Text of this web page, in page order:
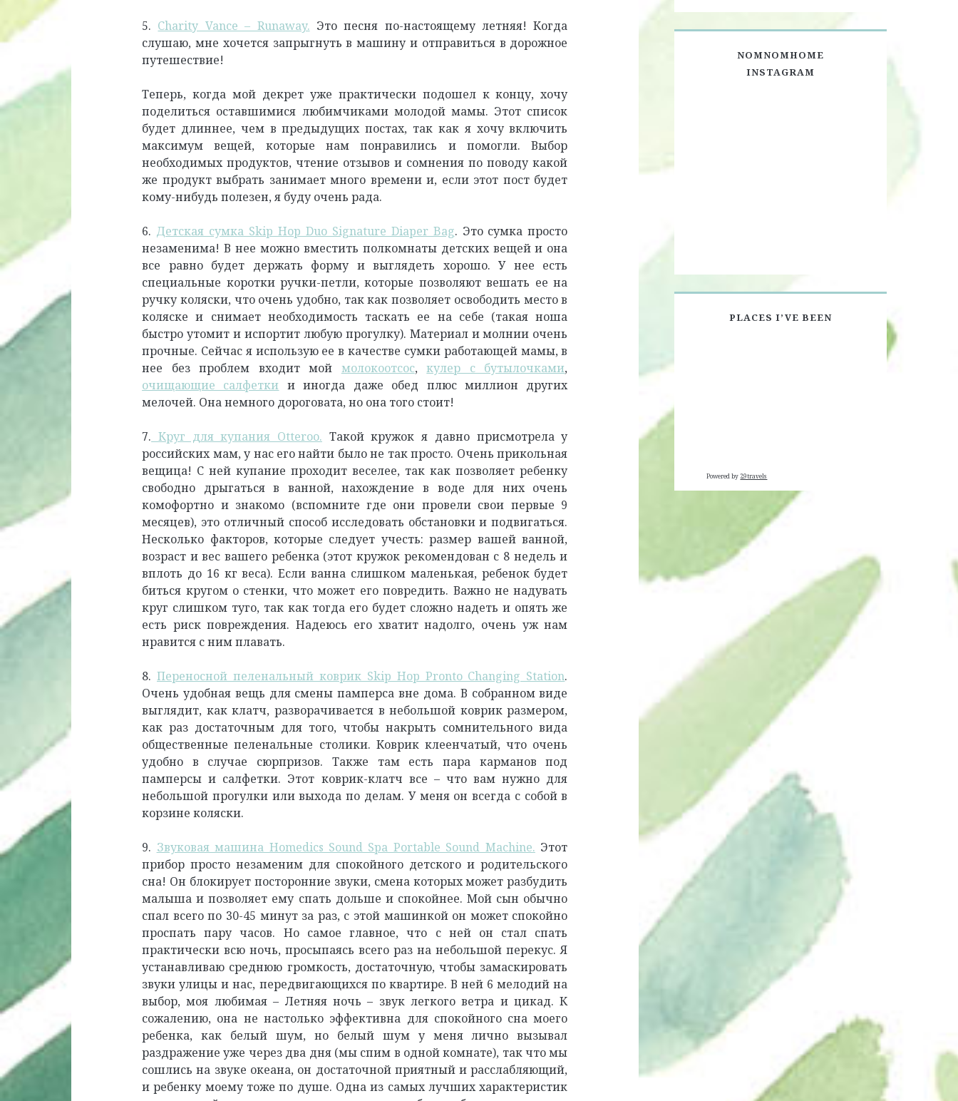
5. Charity Vance – Runaway. Это песня по-настоящему летняя! Когда
слушаю, мне хочется запрыгнуть в машину и отправиться в дорожное
путешествие!
Теперь, когда мой декрет уже практически подошел к концу, хочу
поделиться оставшимися любимчиками молодой мамы. Этот список
будет длиннее, чем в предыдущих постах, так как я хочу включить
максимум вещей, которые нам понравились и помогли. Выбор
необходимых продуктов, чтение отзывов и сомнения по поводу какой
же продукт выбрать занимает много времени и, если этот пост будет
кому-нибудь полезен, я буду очень рада.
6. Детская сумка Skip Hop Duo Signature Diaper Bag. Это сумка просто
незаменима! В нее можно вместить полкомнаты детских вещей и она
все равно будет держать форму и выглядеть хорошо. У нее есть
специальные коротки ручки-петли, которые позволяют вешать ее на
ручку коляски, что очень удобно, так как позволяет освободить место в
коляске и снимает необходимость таскать ее на себе (такая ноша
быстро утомит и испортит любую прогулку). Материал и молнии очень
прочные. Сейчас я использую ее в качестве сумки работающей мамы, в
нее без проблем входит мой молокоотсос,кулер с бутылочками,
очищающие салфетки и иногда даже обед плюс миллион других
мелочей. Она немного дороговата, но она того стоит!
7. Круг для купания Otteroo. Такой кружок я давно присмотрела у
российских мам, у нас его найти было не так просто. Очень прикольная
вещица! С ней купание проходит веселее, так как позволяет ребенку
свободно дрыгаться в ванной, нахождение в воде для них очень
комофортно и знакомо (вспомните где они провели свои первые 9
месяцев), это отличный способ исследовать обстановки и подвигаться.
Несколько факторов, которые следует учесть: размер вашей ванной,
возраст и вес вашего ребенка (этот кружок рекомендован с 8 недель и
вплоть до 16 кг веса). Если ванна слишком маленькая, ребенок будет
биться кругом о стенки, что может его повредить. Важно не надувать
круг слишком туго, так как тогда его будет сложно надеть и опять же
есть риск повреждения. Надеюсь его хватит надолго, очень уж нам
нравится с ним плавать.
8. Переносной пеленальный коврик Skip Hop Pronto Changing Station.
Очень удобная вещь для смены памперса вне дома. В собранном виде
выглядит, как клатч, разворачивается в небольшой коврик размером,
как раз достаточным для того, чтобы накрыть сомнительного вида
общественные пеленальные столики. Коврик клеенчатый, что очень
удобно в случае сюрпризов. Также там есть пара карманов под
памперсы и салфетки. Этот коврик-клатч все – что вам нужно для
небольшой прогулки или выхода по делам. У меня он всегда с собой в
корзине коляски.
9. Звуковая машина Homedics Sound Spa Portable Sound Machine. Этот
прибор просто незаменим для спокойного детского и родительского
сна! Он блокирует посторонние звуки, смена которых может разбудить
малыша и позволяет ему спать дольше и спокойнее. Мой сын обычно
спал всего по 30-45 минут за раз, с этой машинкой он может спокойно
проспать пару часов. Но самое главное, что с ней он стал спать
практически всю ночь, просыпаясь всего раз на небольшой перекус. Я
устанавливаю среднюю громкость, достаточную, чтобы замаскировать
звуки улицы и нас, передвигающихся по квартире. В ней 6 мелодий на
выбор, моя любимая – Летняя ночь – звук легкого ветра и цикад. К
сожалению, она не настолько эффективна для спокойного сна моего
ребенка, как белый шум, но белый шум у меня лично вызывал
раздражение уже через два дня (мы спим в одной комнате), так что мы
сошлись на звуке океана, он достаточной приятный и расслабляющий,
и ребенку моему тоже по душе. Одна из самых лучших характеристик
NOMNOMHOME
INSTAGRAM
PLACES I’VE BEEN
Powered by 29travels